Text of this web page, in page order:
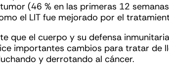
(46 % en las primeras 12
el LIT fue mejorado por el
que el cuerpo y su defensa
importantes cambios para tratar de
y derrotando al cáncer.